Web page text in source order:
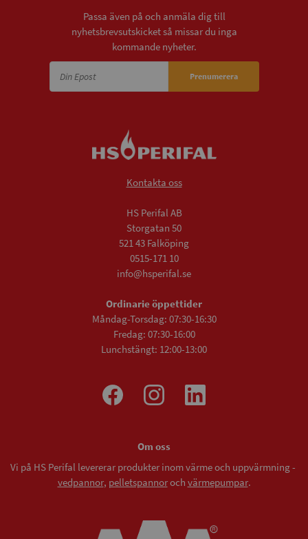
Passa även på och anmäla dig till
nyhetsbrevsutskicket så missar du inga
kommande nyheter.
Prenumerera
Kontakta oss
HS Perifal AB
Storgatan 50
521 43 Falköping
0515-171 10
info@hsperifal.se
Ordinarie öppettider
Måndag-Torsdag: 07:30-16:30
Fredag: 07:30-16:00
Lunchstängt: 12:00-13:00
Om oss
Vi på HS Perifal levererar produkter inom värme och uppvärmning -
vedpannor, pelletspannoroch värmepumpar.